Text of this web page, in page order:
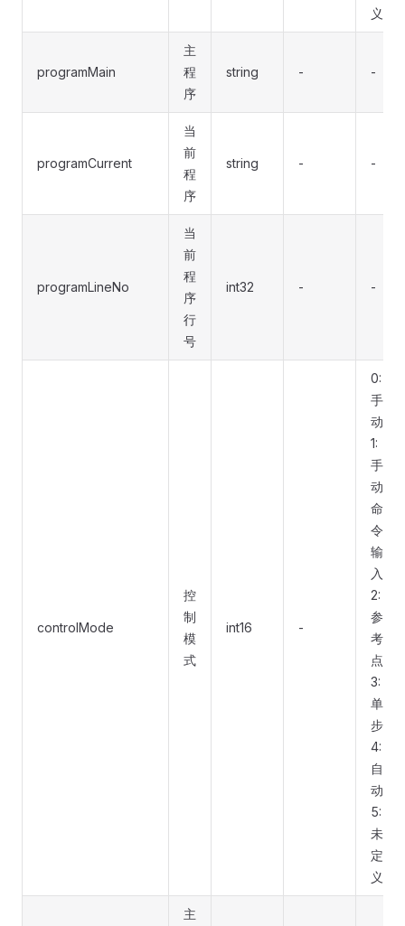
义
programMain
主
程
序
string - -
programCurrent
当
前
程
序
string - -
programLineNo
当
前
程
序
行
号
int32 - -
controlMode
控
制
模
式
int16 -
0:
手
动
1:
手
动
命
令
输
入
2:
参
考
点
3:
单
步
4:
自
动
5:
未
定
义
主